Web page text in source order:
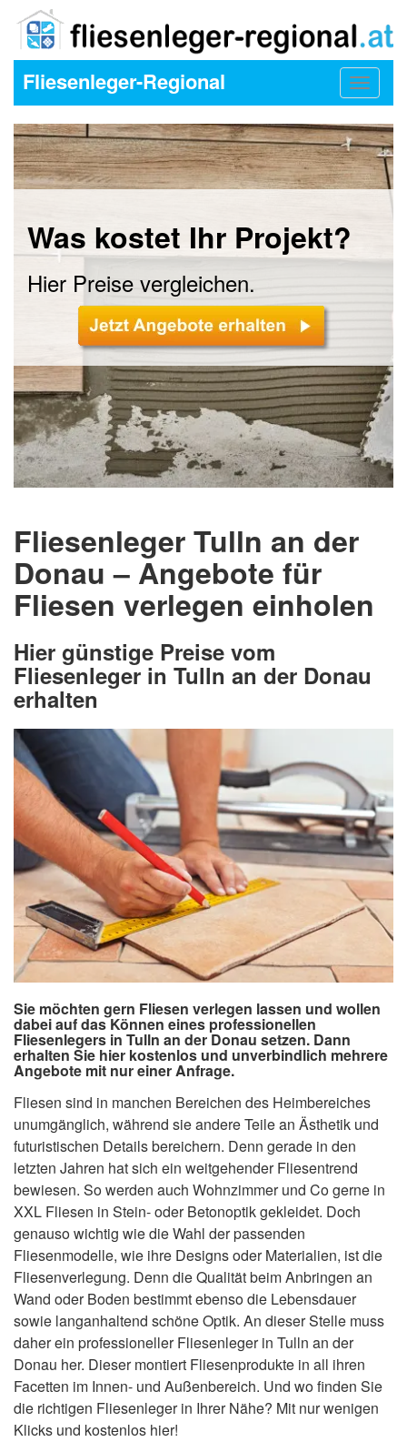
Toggle
Fliesenleger-Regional
Was kostet Ihr Projekt?
Hier Preise vergleichen.
Fliesenleger Tulln an der
Donau – Angebote für
Fliesen verlegen einholen
Hier günstige Preise vom
Fliesenleger in Tulln an der Donau
erhalten
Sie möchten gern Fliesen verlegen lassen und wollen
dabei auf das Können eines professionellen
Fliesenlegers in Tulln an der Donau setzen. Dann
erhalten Sie hier kostenlos und unverbindlich mehrere
Angebote mit nur einer Anfrage.
Fliesen sind in manchen Bereichen des Heimbereiches
unumgänglich, während sie andere Teile an Ästhetik und
futuristischen Details bereichern. Denn gerade in den
letzten Jahren hat sich ein weitgehender Fliesentrend
bewiesen. So werden auch Wohnzimmer und Co gerne in
XXL Fliesen in Stein- oder Betonoptik gekleidet. Doch
genauso wichtig wie die Wahl der passenden
Fliesenmodelle, wie ihre Designs oder Materialien, ist die
Fliesenverlegung. Denn die Qualität beim Anbringen an
Wand oder Boden bestimmt ebenso die Lebensdauer
sowie langanhaltend schöne Optik. An dieser Stelle muss
daher ein professioneller Fliesenleger in Tulln an der
Donau her. Dieser montiert Fliesenprodukte in all ihren
Facetten im Innen- und Außenbereich. Und wo finden Sie
die richtigen Fliesenleger in Ihrer Nähe? Mit nur wenigen
Klicks und kostenlos hier!